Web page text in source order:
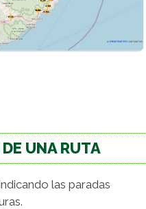
UNA RUTA
las paradas